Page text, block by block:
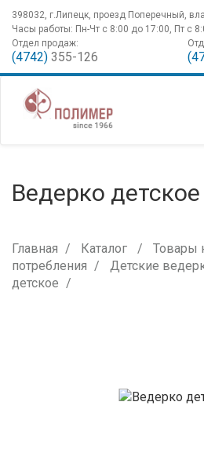
398032, г.Липецк, проезд Поперечный,
Часы работы: Пн-Чт с 8:00 до 17:00, Пт с
Отдел продаж:
(4742) 355-126
Ведерко детское
Главная Каталог
Товары
потребления
Детские
детское